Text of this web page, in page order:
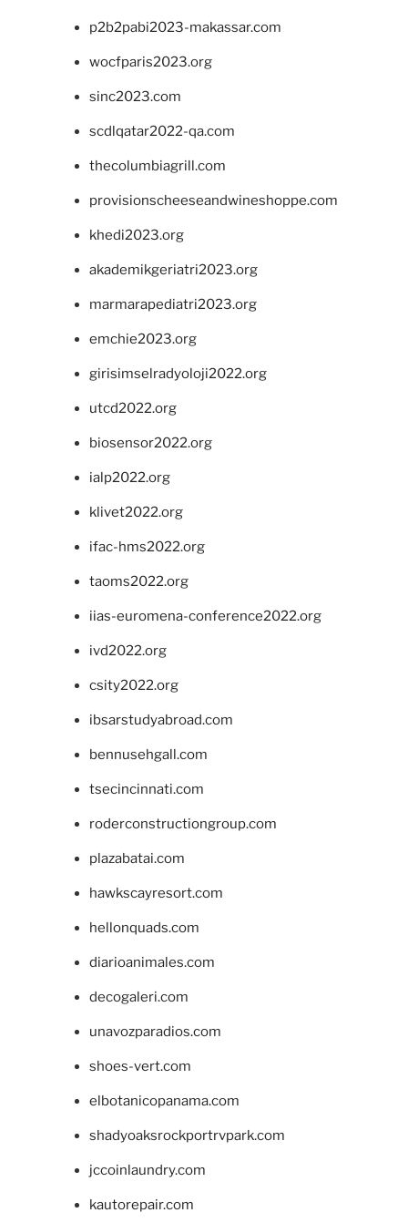
p2b2pabi2023-makassar.com
wocfparis2023.org
sinc2023.com
scdlqatar2022-qa.com
thecolumbiagrill.com
provisionscheeseandwineshoppe.com
khedi2023.org
akademikgeriatri2023.org
marmarapediatri2023.org
emchie2023.org
girisimselradyoloji2022.org
utcd2022.org
biosensor2022.org
ialp2022.org
klivet2022.org
ifac-hms2022.org
taoms2022.org
iias-euromena-conference2022.org
ivd2022.org
csity2022.org
ibsarstudyabroad.com
bennusehgall.com
tsecincinnati.com
roderconstructiongroup.com
plazabatai.com
hawkscayresort.com
hellonquads.com
diarioanimales.com
decogaleri.com
unavozparadios.com
shoes-vert.com
elbotanicopanama.com
shadyoaksrockportrvpark.com
jccoinlaundry.com
kautorepair.com